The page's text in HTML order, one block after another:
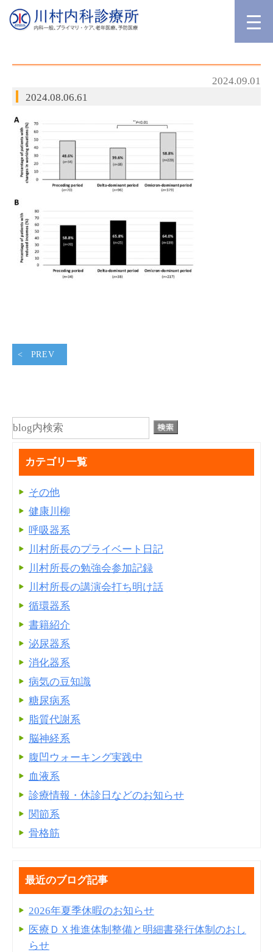
2024.09.01
2024.08.06.61
PREV
カテゴリ一覧
その他
健康川柳
呼吸器系
川村所長のプライベート日記
川村所長の勉強会参加記録
川村所長の講演会打ち明け話
循環器系
書籍紹介
泌尿器系
消化器系
病気の豆知識
糖尿病系
脂質代謝系
脳神経系
腹凹ウォーキング実践中
血液系
診療情報・休診日などのお知らせ
関節系
骨格筋
最近のブログ記事
2026年夏季休暇のお知らせ
医療ＤＸ推進体制整備と明細書発⾏体制のおし
らせ